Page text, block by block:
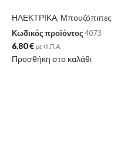
ΗΛΕΚΤΡΙΚΑ, Μπουζόπιπες
Κωδικός προϊόντος 4073
6.80€ με Φ.Π.Α.
Προσθήκη στο καλάθι